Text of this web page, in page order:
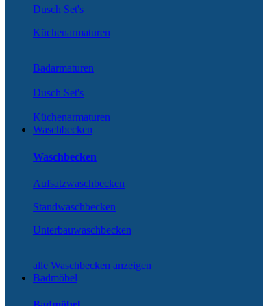
Dusch Set's
Küchenarmaturen
Badarmaturen
Dusch Set's
Küchenarmaturen
Waschbecken
Waschbecken
Aufsatzwaschbecken
Standwaschbecken
Unterbauwaschbecken
alle Waschbecken anzeigen
Badmöbel